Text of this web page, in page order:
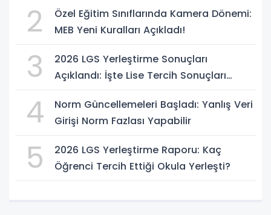
2
Özel Eğitim Sınıflarında Kamera Dönemi:
MEB Yeni Kuralları Açıkladı!
3
2026 LGS Yerleştirme Sonuçları
Açıklandı: İşte Lise Tercih Sonuçları
4
Norm Güncellemeleri Başladı: Yanlış Veri
Girişi Norm Fazlası Yapabilir
5
2026 LGS Yerleştirme Raporu: Kaç
Öğrenci Tercih Ettiği Okula Yerleşti?